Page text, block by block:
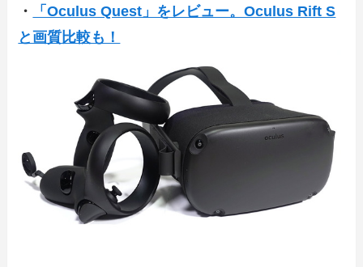
・
「Oculus Quest」をレビュー。Oculus Rift S
と画質比較も！